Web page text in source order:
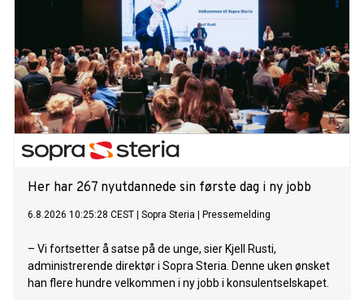
Her har 267 nyutdannede sin første dag i ny jobb
6.8.2026 10:25:28 CEST Sopra Steria Pressemelding
– Vi fortsetter å satse på de unge, sier Kjell Rusti,
administrerende direktør i Sopra Steria. Denne uken ønsket
han flere hundre velkommen i ny jobb i konsulentselskapet.